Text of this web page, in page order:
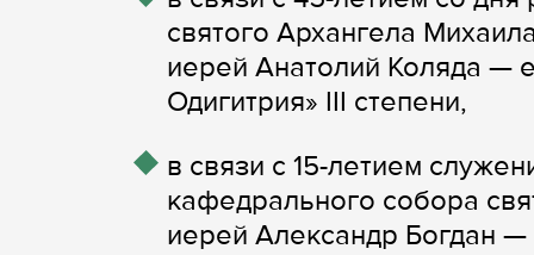
святого Архангела
иерей Анатолий Коляда —
Одигитрия» III степени,
в связи с 15-летием
кафедрального собора
иерей Александр Богдан